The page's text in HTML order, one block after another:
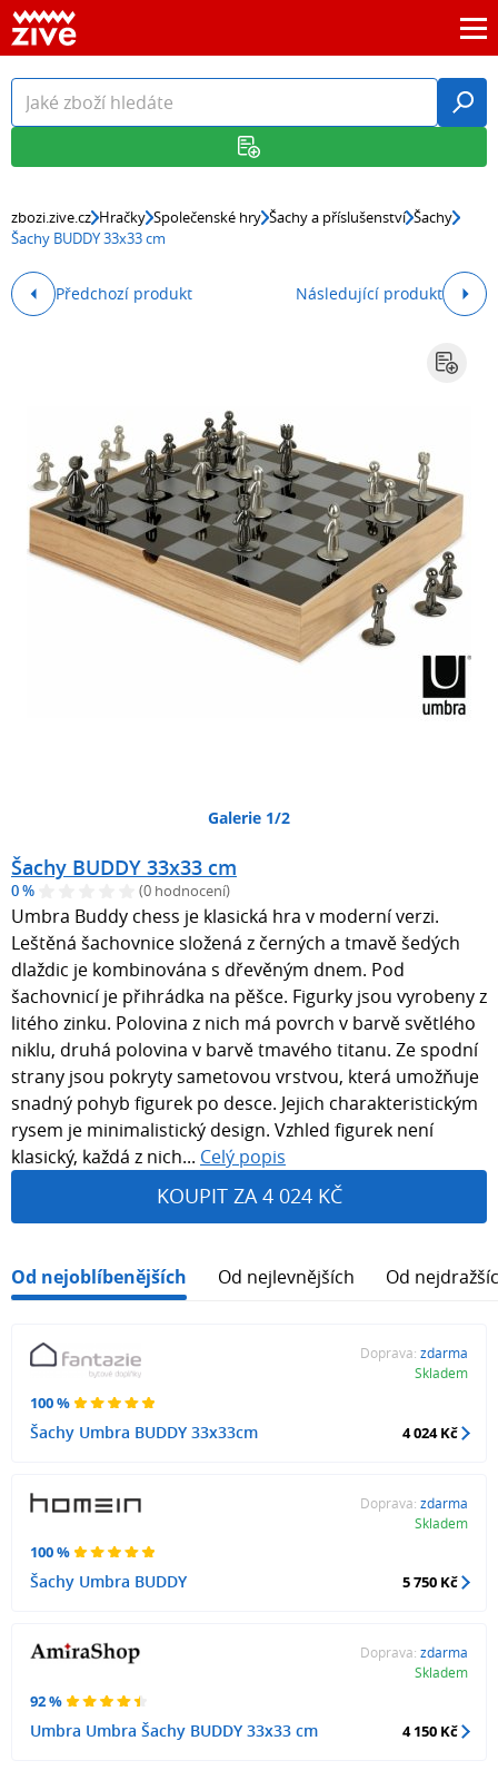
zbozi.zive.cz Hračky Společenské hry Šachy a příslušenství Šachy
Šachy BUDDY 33x33 cm
Předchozí produkt Následující produkt
Galerie 1/2
Šachy BUDDY 33x33 cm
0 % (0 hodnocení)
Umbra Buddy chess je klasická hra v moderní verzi.
Leštěná šachovnice složená z černých a tmavě šedých
dlaždic je kombinována s dřevěným dnem. Pod
šachovnicí je přihrádka na pěšce. Figurky jsou vyrobeny z
litého zinku. Polovina z nich má povrch v barvě světlého
niklu, druhá polovina v barvě tmavého titanu. Ze spodní
strany jsou pokryty sametovou vrstvou, která umožňuje
snadný pohyb figurek po desce. Jejich charakteristickým
rysem je minimalistický design. Vzhled figurek není
klasický, každá z nich... Celý popis
KOUPIT ZA 4 024 KČ
Od nejoblíbenějších Od nejlevnějších Od
100 %
Šachy Umbra BUDDY 33x33cm
Doprava: zdarma
Skladem
4 024 Kč
100 %
Šachy Umbra BUDDY
Doprava: zdarma
Skladem
5 750 Kč
92 %
Umbra Umbra Šachy BUDDY 33x33 cm
Doprava: zdarma
Skladem
4 150 Kč